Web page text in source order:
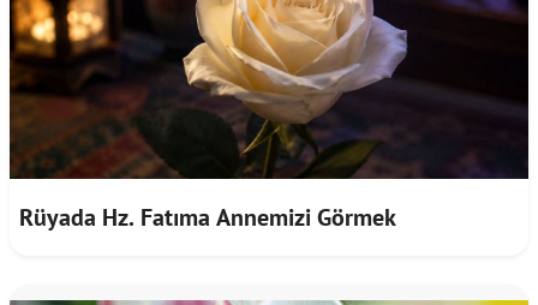
Rüyada Hz. Fatıma Annemizi Görmek